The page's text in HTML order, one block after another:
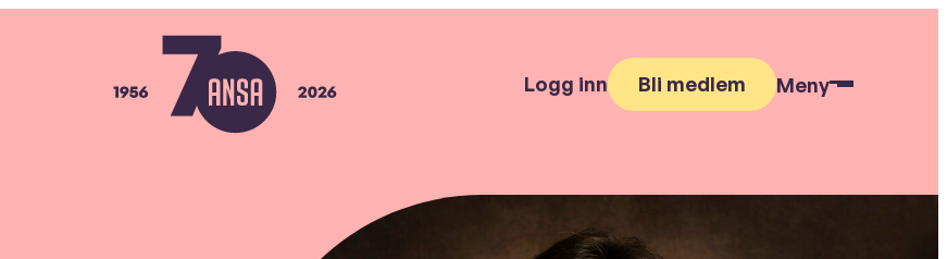
Logg inn Bli medlem Meny